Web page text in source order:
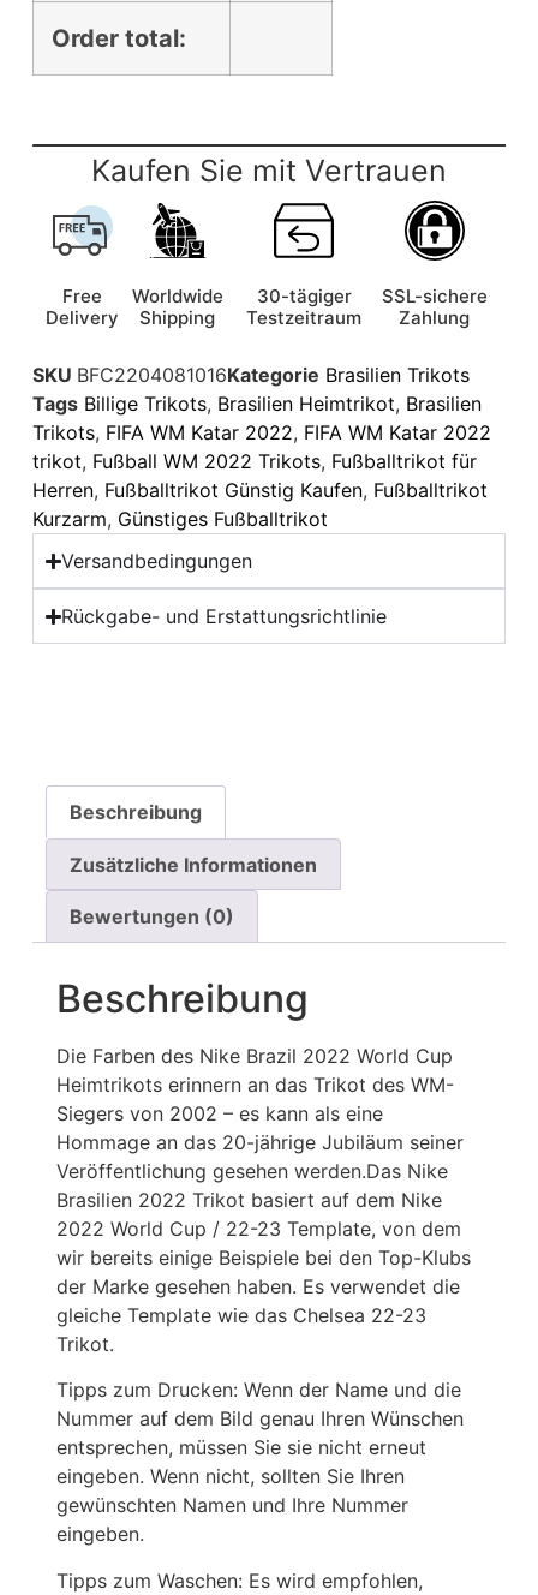
Order total:
Kaufen Sie mit Vertrauen
Free
Delivery
Worldwide
Shipping
30-tägiger
Testzeitraum
SSL-sichere
Zahlung
SKU BFC2204081016Kategorie Brasilien Trikots
Tags Billige Trikots, Brasilien Heimtrikot, Brasilien
Trikots, FIFA WM Katar 2022, FIFA WM Katar 2022
trikot, Fußball WM 2022 Trikots, Fußballtrikot für
Herren, Fußballtrikot Günstig Kaufen, Fußballtrikot
Kurzarm, Günstiges Fußballtrikot
Versandbedingungen
Rückgabe- und Erstattungsrichtlinie
Beschreibung
Zusätzliche Informationen
Bewertungen (0)
Beschreibung
Die Farben des Nike Brazil 2022 World Cup
Heimtrikots erinnern an das Trikot des WM-
Siegers von 2002 – es kann als eine
Hommage an das 20-jährige Jubiläum seiner
Veröffentlichung gesehen werden.Das Nike
Brasilien 2022 Trikot basiert auf dem Nike
2022 World Cup / 22-23 Template, von dem
wir bereits einige Beispiele bei den Top-Klubs
der Marke gesehen haben. Es verwendet die
gleiche Template wie das Chelsea 22-23
Trikot.
Tipps zum Drucken: Wenn der Name und die
Nummer auf dem Bild genau Ihren Wünschen
entsprechen, müssen Sie sie nicht erneut
eingeben. Wenn nicht, sollten Sie Ihren
gewünschten Namen und Ihre Nummer
eingeben.
Tipps zum Waschen: Es wird empfohlen,